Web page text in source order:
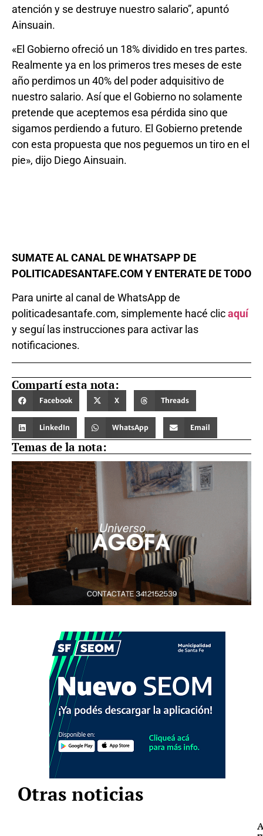
atención y se destruye nuestro salario”, apuntó
Ainsuain.
«El Gobierno ofreció un 18% dividido en tres partes.
Realmente ya en los primeros tres meses de este
año perdimos un 40% del poder adquisitivo de
nuestro salario. Así que el Gobierno no solamente
pretende que aceptemos esa pérdida sino que
sigamos perdiendo a futuro. El Gobierno pretende
con esta propuesta que nos peguemos un tiro en el
pie», dijo Diego Ainsuain.
SUMATE AL CANAL DE WHATSAPP DE
POLITICADESANTAFE.COM Y ENTERATE DE TODO
Para unirte al canal de WhatsApp de
politicadesantafe.com, simplemente hacé clicaquí
y seguí las instrucciones para activar las
notificaciones.
Compartí esta nota:
Facebook X Threads
LinkedIn WhatsApp Email
Temas de la nota:
Otras noticias